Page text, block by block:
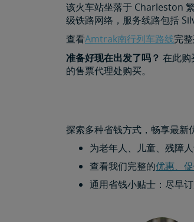
该火车站坐落于 Charleston
级铁路网络，服务线路包括
查看Amtrak南行列车路线完
准备好现在出发了吗？ 在此
的售票代理处购买。
探索多种省钱方式，畅享最新
为老年人、儿童、残障
查看我们完整的优惠、
通用省钱小贴士：尽早